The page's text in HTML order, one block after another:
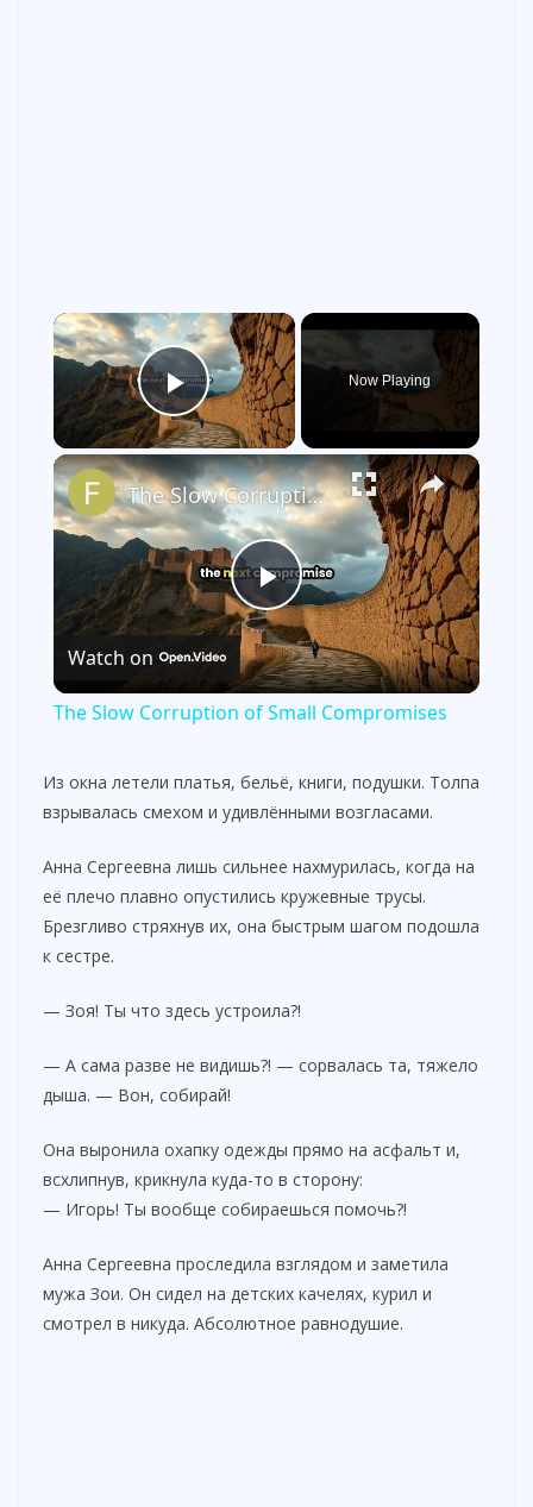
×
Play Video
Now Playing
×
P
l
y
V
o
The Slow Corruption of Small Compromises
Watch on
The Slow Corruption of Small Compromises
Из окна летели платья, бельё, книги, подушки. Толпа
взрывалась смехом и удивлёнными возгласами.
Анна Сергеевна лишь сильнее нахмурилась, когда на
её плечо плавно опустились кружевные трусы.
Брезгливо стряхнув их, она быстрым шагом подошла
к сестре.
— Зоя! Ты что здесь устроила?!
— А сама разве не видишь?! — сорвалась та, тяжело
дыша. — Вон, собирай!
Она выронила охапку одежды прямо на асфальт и,
всхлипнув, крикнула куда-то в сторону:
— Игорь! Ты вообще собираешься помочь?!
Анна Сергеевна проследила взглядом и заметила
мужа Зои. Он сидел на детских качелях, курил и
смотрел в никуда. Абсолютное равнодушие.